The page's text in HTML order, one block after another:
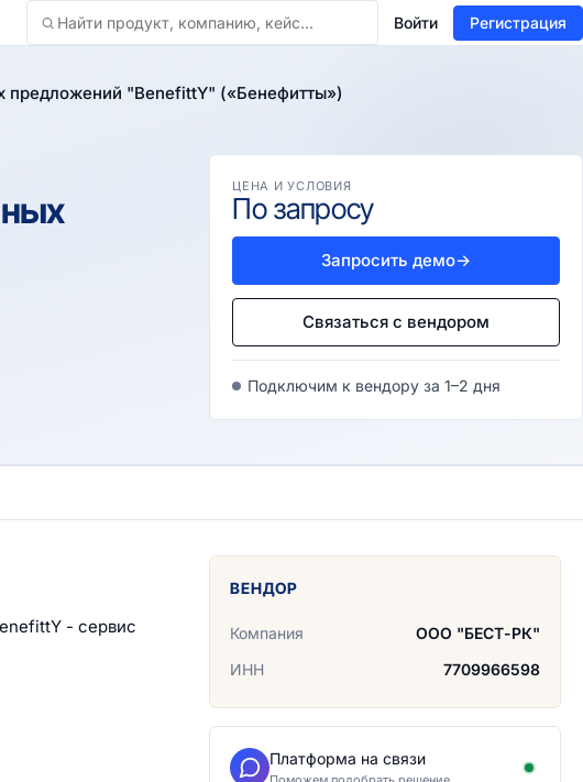
Найти Войти Регистрация
предложений "BenefittY" («Бенефитты»)
ЦЕНА И УСЛОВИЯ
По запросу
Запросить демо→
Связаться с вендором
Подключим к вендору за 1–2 дня
- сервис
ВЕНДОР
Компания
ООО "БЕСТ-РК"
ИНН
7709966598
Платформа на связи